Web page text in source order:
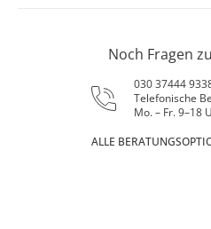
Noch Fragen
030 37444
Telefonische
Mo. – Fr. 9–18
ALLE